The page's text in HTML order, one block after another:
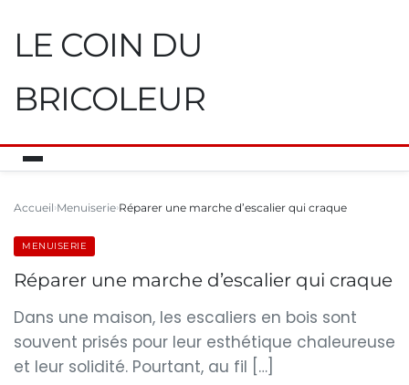
LE COIN DU
BRICOLEUR
Accueil Menuiserie Réparer une marche d’escalier qui craque
MENUISERIE
Réparer une marche d’escalier qui craque
Dans une maison, les escaliers en bois sont
souvent prisés pour leur esthétique chaleureuse
et leur solidité. Pourtant, au fil […]